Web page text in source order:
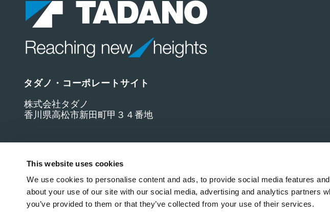
This website uses cookies
We use cookies to personalise content and ads, to provide social media features
about your use of our site with our social media, advertising and analytics partners
you’ve provided to them or that they’ve collected from your use of their services.
タダノ・コーポレートサイト
株式会社タダノ
香川県高松市新田町甲３４番地